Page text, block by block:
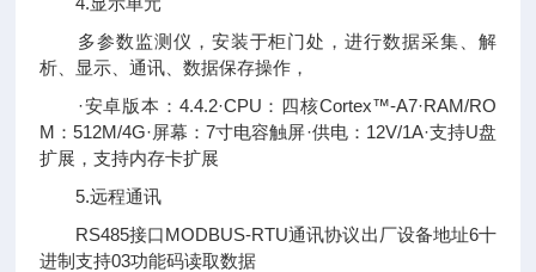
多参数监测仪，安装于柜门处，进行数据采集、解
析、显示、通讯、数据保存操作，
·安卓版本：4.4.2·CPU：四核Cortex™-A7·RAM/RO
M：512M/4G·屏幕：7寸电容触屏·供电：12V/1A·支持U盘
扩展，支持内存卡扩展
5.远程通讯
RS485接口MODBUS-RTU通讯协议出厂设备地址6十
进制支持03功能码读取数据